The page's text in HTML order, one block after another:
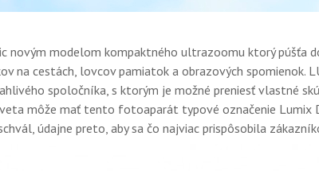
novým modelom kompaktného ultrazoomu ktorý púšťa
na cestách, lovcov pamiatok a obrazových spomienok.
spoločníka, s ktorým je možné preniesť vlastné
môže mať tento fotoaparát typové označenie Lumix
údajne preto, aby sa čo najviac prispôsobila